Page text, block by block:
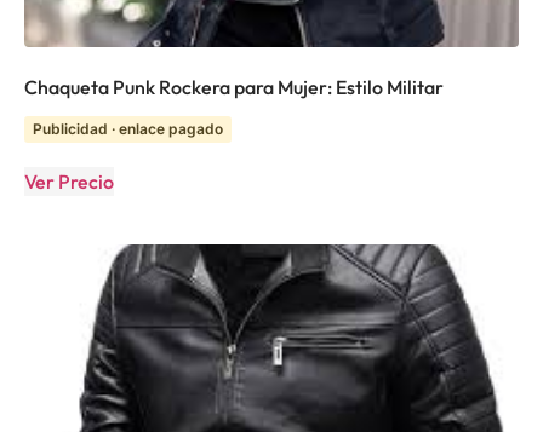
Chaqueta Punk Rockera para Mujer: Estilo Militar
Publicidad · enlace pagado
Ver Precio